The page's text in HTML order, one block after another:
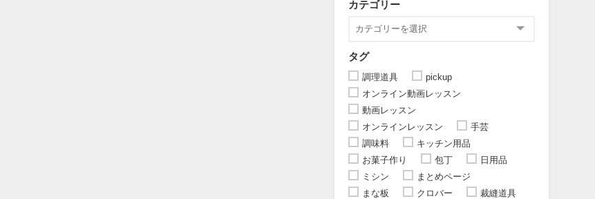
カテゴリー
タグ
調理道具
pickup
オンライン動画レッスン
動画レッスン
オンラインレッスン
手芸
調味料
キッチン用品
お菓子作り
包丁
日用品
ミシン
まとめページ
まな板
クロバー
裁縫道具